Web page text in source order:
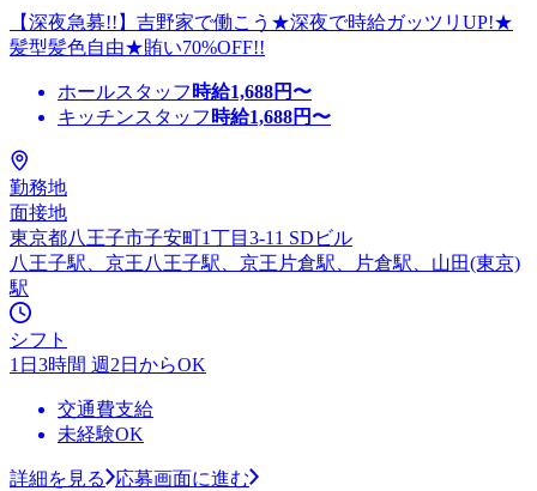
【深夜急募!!】吉野家で働こう★深夜で時給ガッツリUP!★
髪型髪色自由★賄い70%OFF!!
ホールスタッフ 時給1,688円〜
キッチンスタッフ 時給1,688円〜
勤務地
面接地
東京都八王子市子安町1丁目3-11 SDビル
八王子駅、京王八王子駅、京王片倉駅、片倉駅、山田(東京)
駅
シフト
1日3時間 週2日からOK
交通費支給
未経験OK
詳細を見る
応募画面に進む